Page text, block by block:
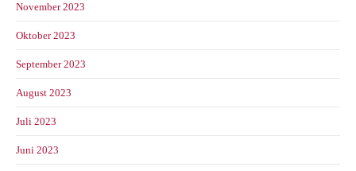
November 2023
Oktober 2023
September 2023
August 2023
Juli 2023
Juni 2023